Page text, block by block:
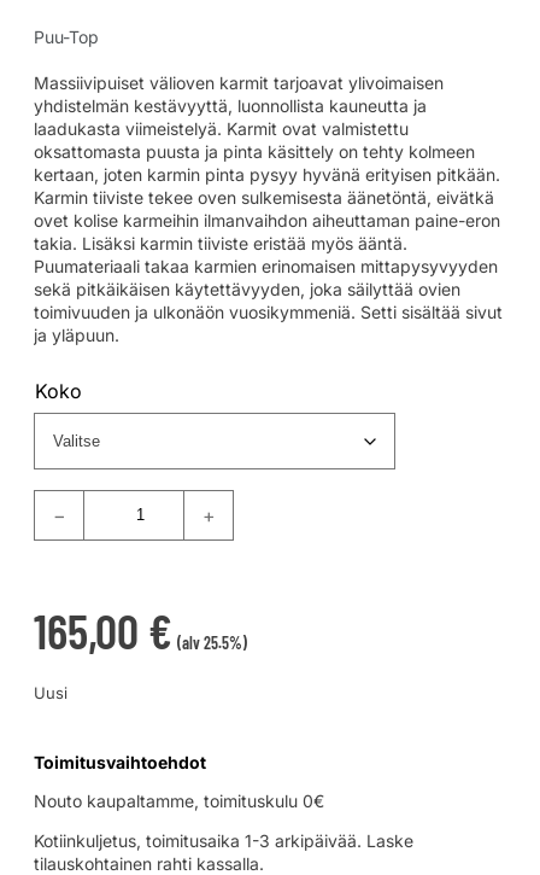
Puu-Top
Massiivipuiset välioven karmit tarjoavat ylivoimaisen
yhdistelmän kestävyyttä, luonnollista kauneutta ja
laadukasta viimeistelyä. Karmit ovat valmistettu
oksattomasta puusta ja pinta käsittely on tehty kolmeen
kertaan, joten karmin pinta pysyy hyvänä erityisen pitkään.
Karmin tiiviste tekee oven sulkemisesta äänetöntä, eivätkä
ovet kolise karmeihin ilmanvaihdon aiheuttaman paine-eron
takia. Lisäksi karmin tiiviste eristää myös ääntä.
Puumateriaali takaa karmien erinomaisen mittapysyvyyden
sekä pitkäikäisen käytettävyyden, joka säilyttää ovien
toimivuuden ja ulkonäön vuosikymmeniä. Setti sisältää sivut
ja yläpuun.
Koko
− +
165,00 € (alv 25.5%)
Uusi
Toimitusvaihtoehdot
Nouto kaupaltamme, toimituskulu 0€
Kotiinkuljetus, toimitusaika 1-3 arkipäivää. Laske
tilauskohtainen rahti kassalla.